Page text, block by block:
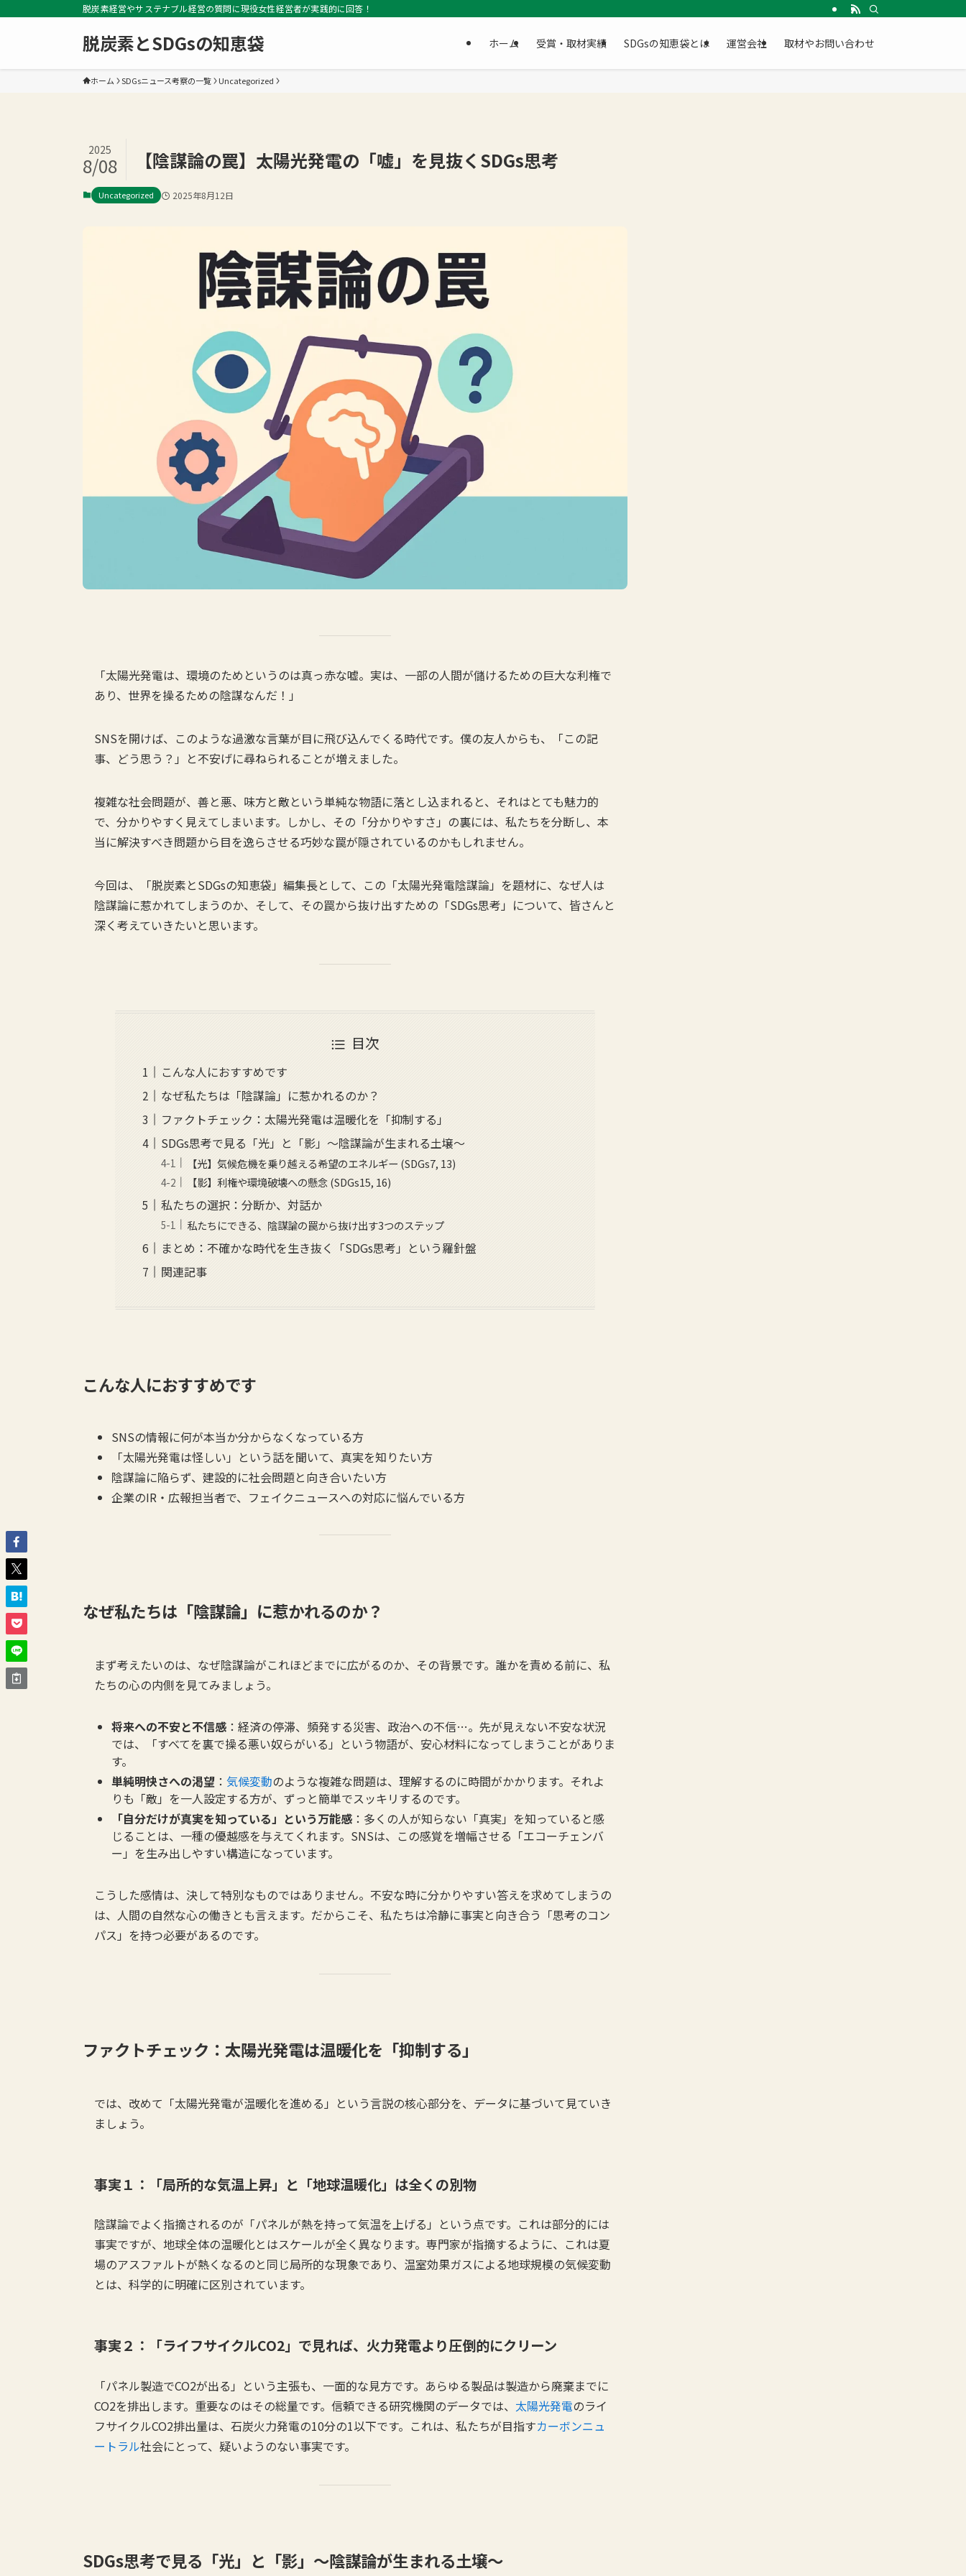
脱炭素経営やサステナブル経営の質問に現役女性経営者が実践的に回答！
脱炭素とSDGsの知恵袋 ホーム 受賞・取材実績 SDGsの知恵袋とは 運営会社 取材やお問い合わせ
ホーム SDGsニュース考察の一覧 Uncategorized
【陰謀論の罠】太陽光発電の「嘘」を見抜くSDGs思考
2025
8/08
Uncategorized 2025年8月12日
「太陽光発電は、環境のためというのは真っ赤な嘘。実は、一部の人間が儲けるための巨大な利権で
あり、世界を操るための陰謀なんだ！」
SNSを開けば、このような過激な言葉が目に飛び込んでくる時代です。僕の友人からも、「この記
事、どう思う？」と不安げに尋ねられることが増えました。
複雑な社会問題が、善と悪、味方と敵という単純な物語に落とし込まれると、それはとても魅力的
で、分かりやすく見えてしまいます。しかし、その「分かりやすさ」の裏には、私たちを分断し、本
当に解決すべき問題から目を逸らさせる巧妙な罠が隠されているのかもしれません。
今回は、「脱炭素とSDGsの知恵袋」編集長として、この「太陽光発電陰謀論」を題材に、なぜ人は
陰謀論に惹かれてしまうのか、そして、その罠から抜け出すための「SDGs思考」について、皆さんと
深く考えていきたいと思います。
目次
こんな人におすすめです
なぜ私たちは「陰謀論」に惹かれるのか？
ファクトチェック：太陽光発電は温暖化を「抑制する」
SDGs思考で見る「光」と「影」〜陰謀論が生まれる土壌〜
【光】気候危機を乗り越える希望のエネルギー (SDGs7, 13)
【影】利権や環境破壊への懸念 (SDGs15, 16)
私たちの選択：分断か、対話か
私たちにできる、陰謀論の罠から抜け出す3つのステップ
まとめ：不確かな時代を生き抜く「SDGs思考」という羅針盤
関連記事
こんな人におすすめです
SNSの情報に何が本当か分からなくなっている方
「太陽光発電は怪しい」という話を聞いて、真実を知りたい方
陰謀論に陥らず、建設的に社会問題と向き合いたい方
企業のIR・広報担当者で、フェイクニュースへの対応に悩んでいる方
なぜ私たちは「陰謀論」に惹かれるのか？
まず考えたいのは、なぜ陰謀論がこれほどまでに広がるのか、その背景です。誰かを責める前に、私
たちの心の内側を見てみましょう。
将来への不安と不信感 ：経済の停滞、頻発する災害、政治への不信…。先が見えない不安な状況
では、「すべてを裏で操る悪い奴らがいる」という物語が、安心材料になってしまうことがありま
す。
単純明快さへの渇望 ：気候変動のような複雑な問題は、理解するのに時間がかかります。それよ
りも「敵」を一人設定する方が、ずっと簡単でスッキリするのです。
「自分だけが真実を知っている」という万能感 ：多くの人が知らない「真実」を知っていると感
じることは、一種の優越感を与えてくれます。SNSは、この感覚を増幅させる「エコーチェンバ
ー」を生み出しやすい構造になっています。
こうした感情は、決して特別なものではありません。不安な時に分かりやすい答えを求めてしまうの
は、人間の自然な心の働きとも言えます。だからこそ、私たちは冷静に事実と向き合う「思考のコン
パス」を持つ必要があるのです。
ファクトチェック：太陽光発電は温暖化を「抑制する」
では、改めて「太陽光発電が温暖化を進める」という言説の核心部分を、データに基づいて見ていき
ましょう。
事実１：「局所的な気温上昇」と「地球温暖化」は全くの別物
陰謀論でよく指摘されるのが「パネルが熱を持って気温を上げる」という点です。これは部分的には
事実ですが、地球全体の温暖化とはスケールが全く異なります。専門家が指摘するように、これは夏
場のアスファルトが熱くなるのと同じ局所的な現象であり、温室効果ガスによる地球規模の気候変動
とは、科学的に明確に区別されています。
事実２：「ライフサイクルCO2」で見れば、火力発電より圧倒的にクリーン
「パネル製造でCO2が出る」という主張も、一面的な見方です。あらゆる製品は製造から廃棄までに
CO2を排出します。重要なのはその総量です。信頼できる研究機関のデータでは、 太陽光発電のライ
フサイクルCO2排出量は、石炭火力発電の10分の1以下です。これは、私たちが目指すカーボンニュ
ートラル社会にとって、疑いようのない事実です。
SDGs思考で見る「光」と「影」〜陰謀論が生まれる土壌〜